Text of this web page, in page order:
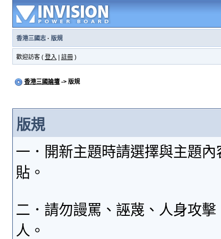
香港三國志· 版規
歡迎訪客 ( 登入 註冊)
香港三國論壇-> 版規
版規
一．開新主題時請選擇與主題
貼。
二．請勿謾罵、誣蔑、人身攻
人。